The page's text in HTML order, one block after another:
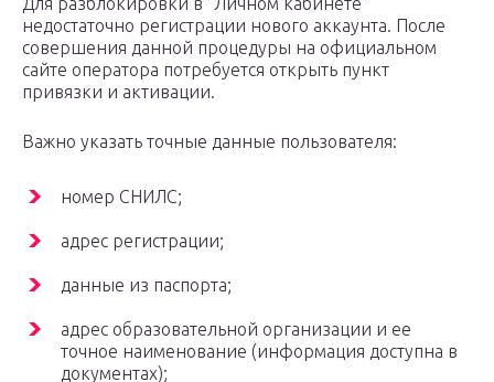
недостаточно регистрации нового аккаунта. После
совершения данной процедуры на официальном
сайте оператора потребуется открыть пункт
привязки и активации.
Важно указать точные данные пользователя:
номер СНИЛС;
адрес регистрации;
данные из паспорта;
адрес образовательной организации и ее
точное наименование (информация доступна в
документах);